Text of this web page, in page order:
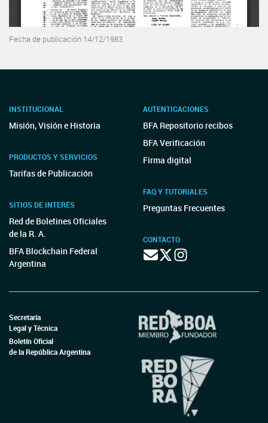
Fecha de publicación 14/12/1983
INSTITUCIONAL
Misión, Visión e Historia
PRODUCTOS Y SERVICIOS
Tarifas de Publicación
SITIOS DE INTERÉS
Red de Boletines Oficiales
de la R. A.
BFA Blockchain Federal
Argentina
AUTENTICACIONES
BFA Repositorio recibos
BFA Verificación
Firma digital
FAQ Y TUTORIALES
Preguntas Frecuentes
CONTACTO
Secretaría
Legal y Técnica
Boletín Oficial
de la República Argentina